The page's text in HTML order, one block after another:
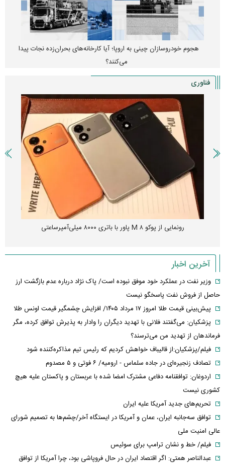
هجوم خودروسازان چینی به اروپا؛ آیا کارخانه‌های بحران‌زده نجات پیدا
می‌کنند؟
فناوری
رونمایی از پوکو M ۸ پاور با باتری ۸۰۰۰ میلی‌آمپرساعتی
آخرین اخبار
وزیر نفت در عملکرد خود موفق نبوده است/ پاک نژاد درباره عدم بازگشت ارز
حاصل از فروش نفت پاسخگو نیست
پیش‌بینی قیمت طلا امروز ۱۷ مرداد ۱۴۰۵/ افزایش چشمگیر قیمت اونس طلا
پزشکیان: می‌گفتند فلانی با تهدید دیگران را وادار به پذیرش توافق کرده، مگر
فرماندهان از تهدید من می‌ترسند؟
فیلم/پزشکیان:از قالیباف خواهش کردیم که رئیس تیم مذاکره‌کننده شود
تصادف زنجیره‌ای در جاده سلماس - ارومیه/ ۶ فوتی و ۵ مصدوم
اردوغان: توافقنامه دفاعی مشترک امضا شده با عربستان و پاکستان علیه هیچ
کشوری نیست
تحریم‌های جدید آمریکا علیه ایران
توافق سه‌جانبه ایران، عمان و آمریکا در ایستگاه آخر/چشم‌ها به تصمیم شورای
عالی امنیت ملی
فیلم/ خط و نشان ترامپ برای سوئیس
عبدالناصر همتی: اگر اقتصاد ایران در حال فروپاشی بود، چرا آمریکا از توافق